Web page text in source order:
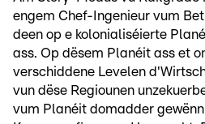
engem Chef-Ingenieur vum
deen op e kolonialiséierte
ass. Op dësem Planéit ass et
verschiddene Levelen
vun dëse Regiounen
vum Planéit domadder